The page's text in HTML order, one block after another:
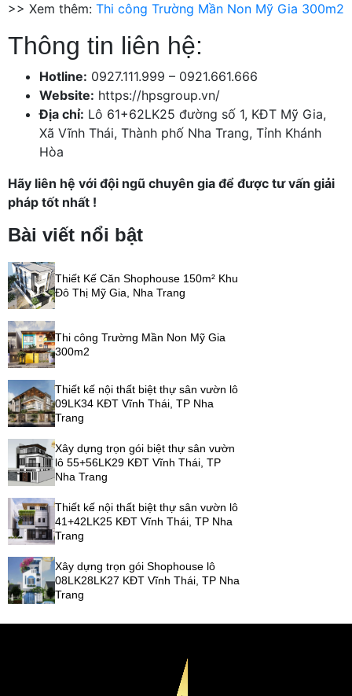
>> Xem thêm: Thi công Trường Mần Non Mỹ Gia 300m2
Thông tin liên hệ:
Hotline: 0927.111.999 – 0921.661.666
Website: https://hpsgroup.vn/
Địa chỉ: Lô 61+62LK25 đường số 1, KĐT Mỹ Gia,
Xã Vĩnh Thái, Thành phố Nha Trang, Tỉnh Khánh
Hòa
Hãy liên hệ với đội ngũ chuyên gia để được tư vấn giải
pháp tốt nhất !
Bài viết nổi bật
Thiết Kế Căn Shophouse 150m² Khu
Đô Thị Mỹ Gia, Nha Trang
Thi công Trường Mần Non Mỹ Gia
300m2
Thiết kế nội thất biệt thự sân vườn lô
09LK34 KĐT Vĩnh Thái, TP Nha
Trang
Xây dựng trọn gói biệt thự sân vườn
lô 55+56LK29 KĐT Vĩnh Thái, TP
Nha Trang
Thiết kế nội thất biệt thự sân vườn lô
41+42LK25 KĐT Vĩnh Thái, TP Nha
Trang
Xây dựng trọn gói Shophouse lô
08LK28LK27 KĐT Vĩnh Thái, TP Nha
Trang